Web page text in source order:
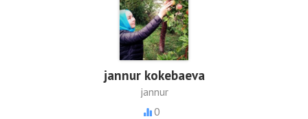
jannur kokebaeva
jannur
0